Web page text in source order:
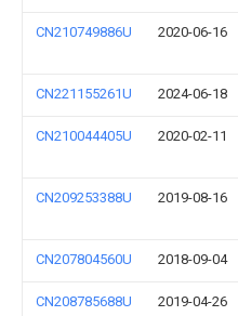
CN210749886U 2020-06-16
CN221155261U 2024-06-18
CN210044405U 2020-02-11
CN209253388U 2019-08-16
CN207804560U 2018-09-04
CN208785688U 2019-04-26